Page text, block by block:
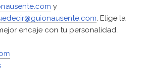
y
. Elige la
encaje con tu personalidad.